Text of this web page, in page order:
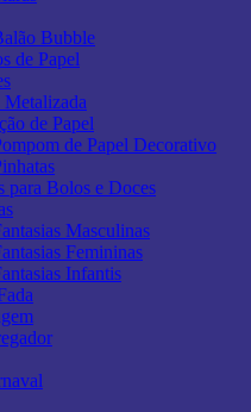
Bubble
de Papel
de Papel
de Papel Decorativo
para Bolos e Doces
Masculinas
Femininas
Infantis